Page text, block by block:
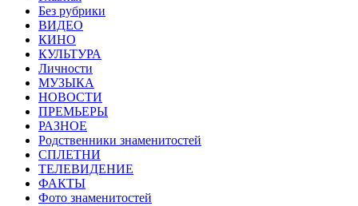
Без рубрики
ВИДЕО
КИНО
КУЛЬТУРА
Личности
МУЗЫКА
НОВОСТИ
ПРЕМЬЕРЫ
РАЗНОЕ
Родственники знаменитостей
СПЛЕТНИ
ТЕЛЕВИДЕНИЕ
ФАКТЫ
Фото знаменитостей